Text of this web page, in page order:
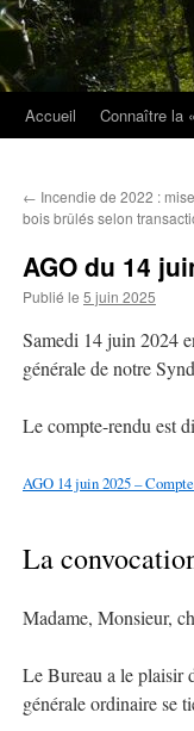
Aller
contenu
Accueil Connaître la
← Incendie de 2022 :
bois brûlés selon
AGO du 14
Publié le 5 juin 2025
Samedi 14 juin 2024
générale de notre
Le compte-rendu est
AGO 14 juin 2025 –
La
Madame, Monsieur,
Le Bureau a le plaisir
générale ordinaire se